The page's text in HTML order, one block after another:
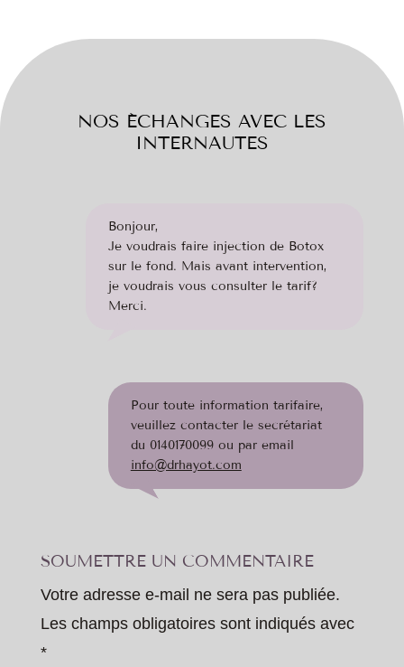
NOS ÉCHANGES AVEC LES
INTERNAUTES
Bonjour,
Je voudrais faire injection de Botox
sur le fond. Mais avant intervention,
je voudrais vous consulter le tarif?
Merci.
Pour toute information tarifaire,
veuillez contacter le secrétariat
du 0140170099 ou par email
info@drhayot.com
SOUMETTRE UN COMMENTAIRE
Votre adresse e-mail ne sera pas publiée.
Les champs obligatoires sont indiqués avec
*